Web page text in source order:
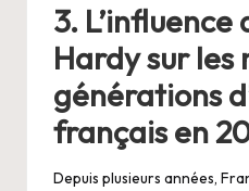
3.
Hardy sur les
générations
français en
Depuis plusieurs années,